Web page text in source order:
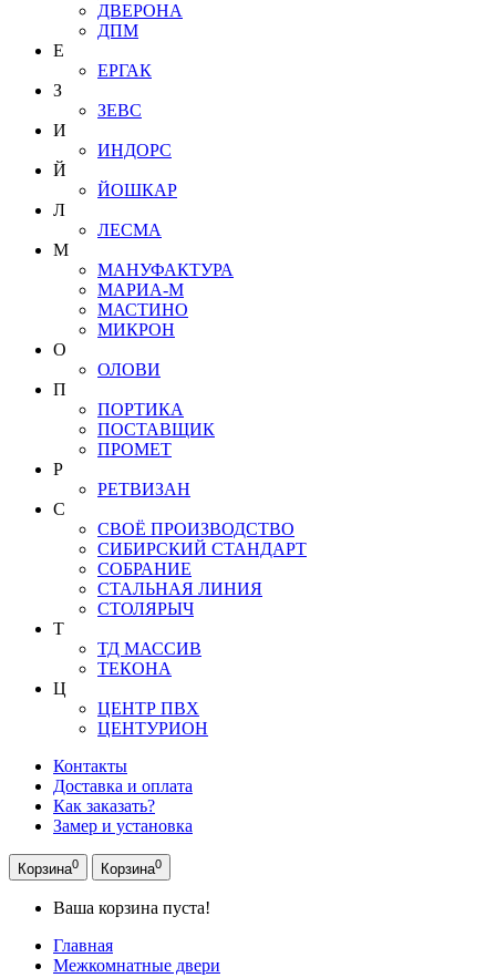
ДВЕРОНА
ДПМ
Е
ЕРГАК
З
ЗЕВС
И
ИНДОРС
Й
ЙОШКАР
Л
ЛЕСМА
М
МАНУФАКТУРА
МАРИА-М
МАСТИНО
МИКРОН
О
ОЛОВИ
П
ПОРТИКА
ПОСТАВЩИК
ПРОМЕТ
Р
РЕТВИЗАН
С
СВОЁ ПРОИЗВОДСТВО
СИБИРСКИЙ СТАНДАРТ
СОБРАНИЕ
СТАЛЬНАЯ ЛИНИЯ
СТОЛЯРЫЧ
Т
ТД МАССИВ
ТЕКОНА
Ц
ЦЕНТР ПВХ
ЦЕНТУРИОН
Контакты
Доставка и оплата
Как заказать?
Замер и установка
Корзина0 Корзина0
Ваша корзина пуста!
Главная
Межкомнатные двери